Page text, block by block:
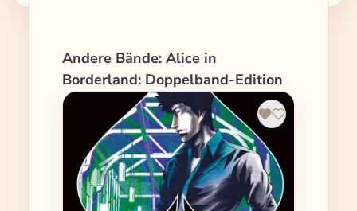
Produktgalerie überspringen
Andere Bände: Alice in
Borderland: Doppelband-Edition